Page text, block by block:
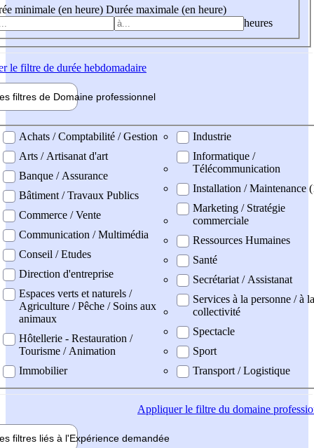
minimale (en heure) Durée maximale (en heure)
heures
le filtre de durée hebdomadaire
filtres de Domaine professionnel
professionel
Achats / Comptabilité / Gestion
Arts / Artisanat d'art
Banque / Assurance
Bâtiment / Travaux Publics
Commerce / Vente
Communication / Multimédia
Conseil / Etudes
Direction d'entreprise
Espaces verts et naturels /
Agriculture / Pêche / Soins aux
animaux
Hôtellerie - Restauration /
Tourisme / Animation
Immobilier
Industrie
Informatique /
Télécommunication
Installation / Maintenance
Marketing / Stratégie
commerciale
Ressources Humaines
Santé
Secrétariat / Assistanat
Services à la personne / à la
collectivité
Spectacle
Sport
Transport / Logistique
Appliquerle filtre du domaine
filtres liés à l'Expérience demandée